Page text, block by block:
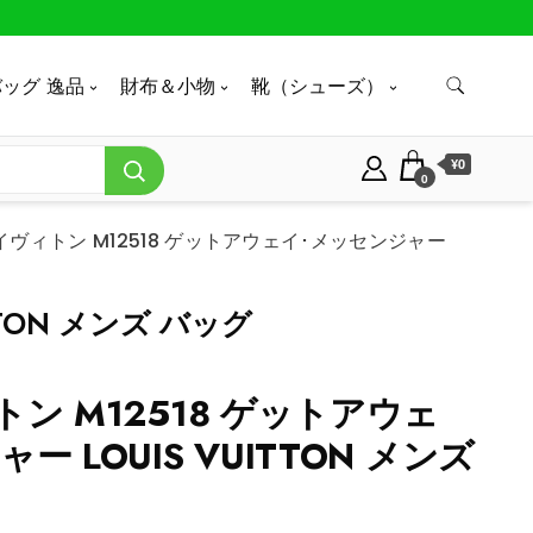
グ 逸品 財布＆小物 靴（シューズ）
0
¥0
ヴィトン M12518 ゲットアウェイ･メッセンジャー
メンズ バッグ
ン M12518 ゲットアウェ
ー LOUIS VUITTON メンズ